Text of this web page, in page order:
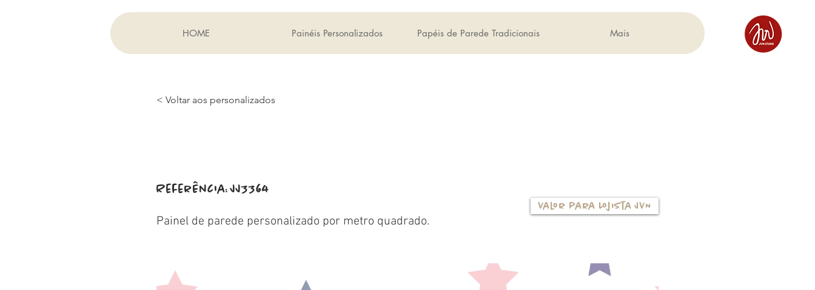
HOME Painéis Personalizados Papéis de Parede Tradicionais Mais
< Voltar aos personalizados
Referência: JJ3364
Painel de parede personalizado por metro quadrado.
Valor para Lojista JVN